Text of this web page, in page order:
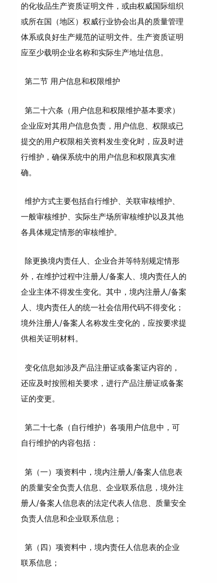
的化妆品生产资质证明文件，或由权威国际组织
或所在国（地区）权威行业协会出具的质量管理
体系或良好生产规范的证明文件。生产资质证明
应至少载明企业名称和实际生产地址信息。
第二节 用户信息和权限维护
第二十六条（用户信息和权限维护基本要求）
企业应对其用户信息负责，用户信息、权限或已
提交的用户权限相关资料发生变化时，应及时进
行维护，确保系统中的用户信息和权限真实准
确。
维护方式主要包括自行维护、关联审核维护、
一般审核维护、实际生产场所审核维护以及其他
各具体规定情形的审核维护。
除更换境内责任人、企业合并等特别规定情形
外，在维护过程中注册人/备案人、境内责任人的
企业主体不得发生变化。其中，境内注册人/备案
人、境内责任人的统一社会信用代码不得变化；
境外注册人/备案人名称发生变化的，应按要求提
供相关证明材料。
变化信息如涉及产品注册证或备案证内容的，
还应及时按照相关要求，进行产品注册证或备案
证的变更。
第二十七条（自行维护）各项用户信息中，可
自行维护的内容包括：
第（一）项资料中，境内注册人/备案人信息表
的质量安全负责人信息、企业联系信息，境外注
册人/备案人信息表的法定代表人信息、质量安全
负责人信息和企业联系信息；
第（四）项资料中，境内责任人信息表的企业
联系信息；